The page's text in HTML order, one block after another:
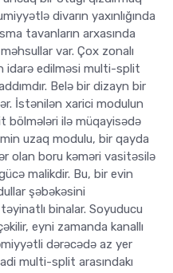
divarın yaxınlığında
tavanların arxasında
var. Çox zonalı
idarə edilməsi multi-split
Belə bir dizayn bir
İstənilən xarici modulun
ilə müqayisədə
uzaq modulu, bir qayda
olan boru kəməri vasitəsilə
malikdir. Bu, bir evin
şəbəkəsini
binalar. Soyuducu
eyni zamanda kanallı
dərəcədə az yer
multi-split arasındakı